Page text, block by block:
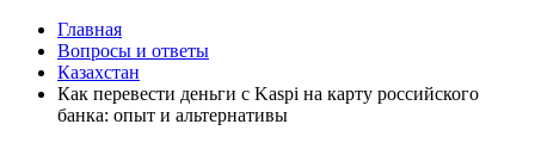
Главная
Вопросы и ответы
Казахстан
Как перевести деньги с Kaspi на карту российского
банка: опыт и альтернативы